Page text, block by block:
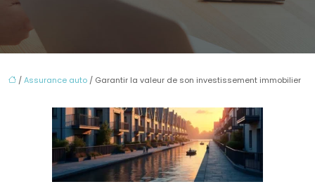
/Assurance auto / Garantir la valeur de son investissement immobilier